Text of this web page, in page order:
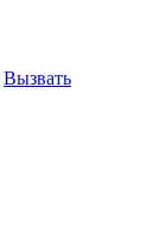
Вызвать